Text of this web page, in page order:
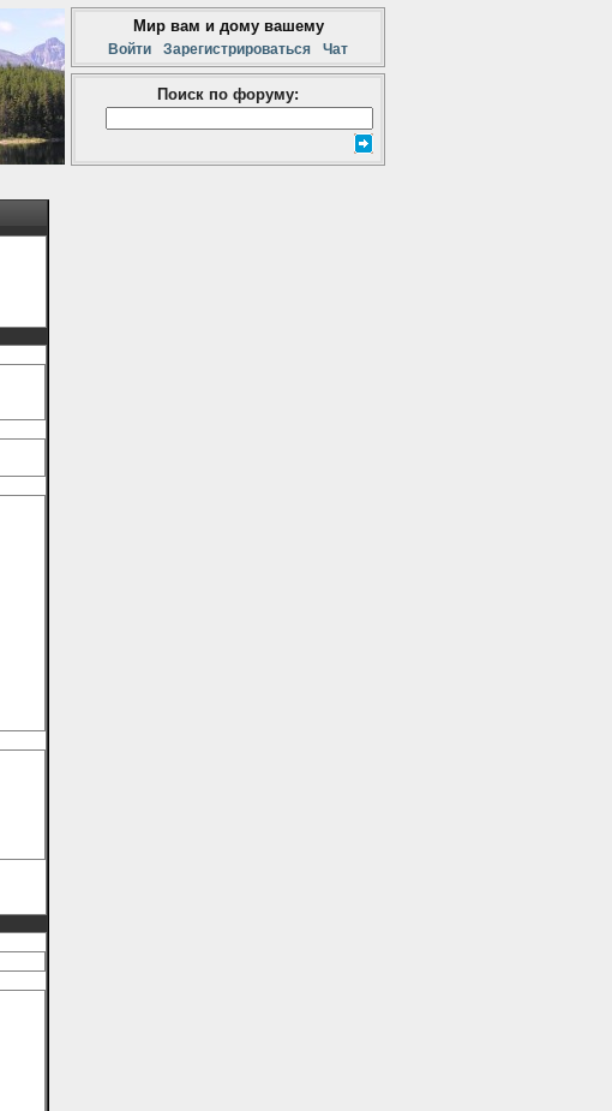
Мир вам и дому вашему
Войти Зарегистрироваться Чат
Поиск по форуму: